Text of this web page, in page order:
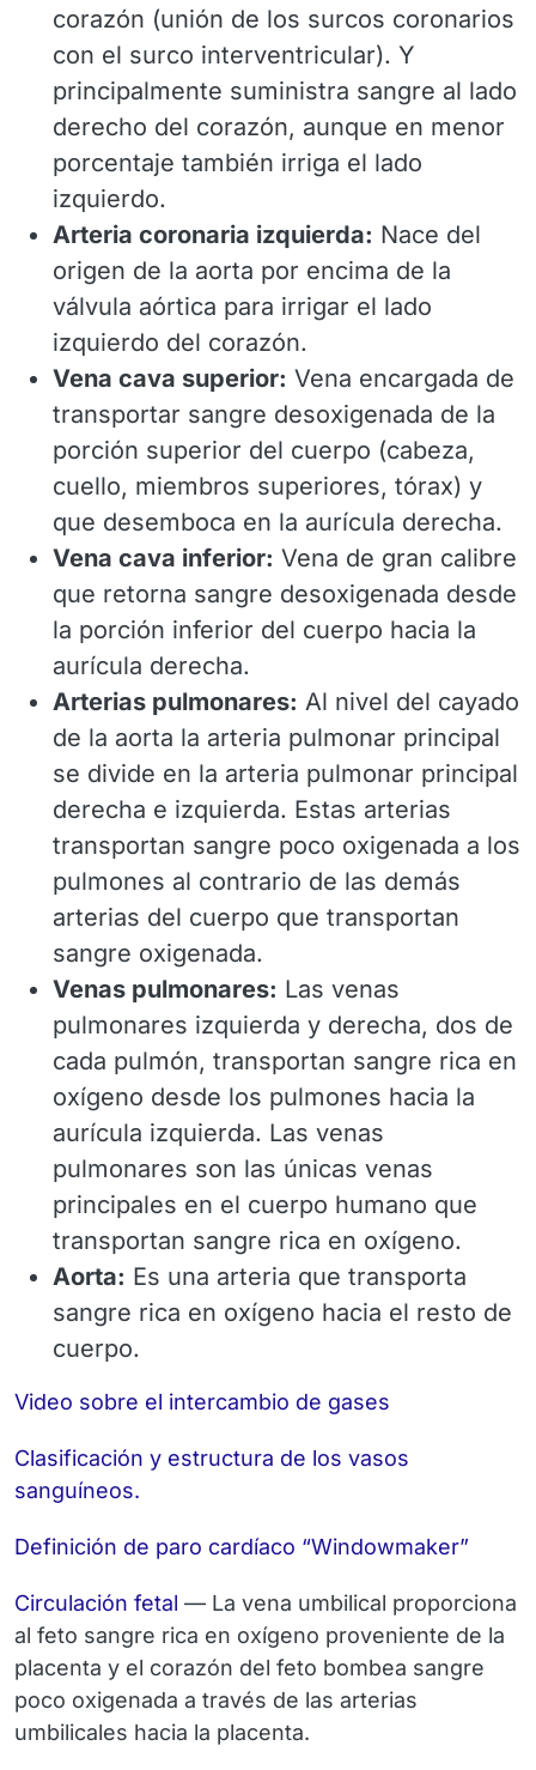
corazón (unión de los surcos coronarios
con el surco interventricular). Y
principalmente suministra sangre al lado
derecho del corazón, aunque en menor
porcentaje también irriga el lado
izquierdo.
Arteria coronaria izquierda: Nace del
origen de la aorta por encima de la
válvula aórtica para irrigar el lado
izquierdo del corazón.
Vena cava superior: Vena encargada de
transportar sangre desoxigenada de la
porción superior del cuerpo (cabeza,
cuello, miembros superiores, tórax) y
que desemboca en la aurícula derecha.
Vena cava inferior: Vena de gran calibre
que retorna sangre desoxigenada desde
la porción inferior del cuerpo hacia la
aurícula derecha.
Arterias pulmonares: Al nivel del cayado
de la aorta la arteria pulmonar principal
se divide en la arteria pulmonar principal
derecha e izquierda. Estas arterias
transportan sangre poco oxigenada a los
pulmones al contrario de las demás
arterias del cuerpo que transportan
sangre oxigenada.
Venas pulmonares: Las venas
pulmonares izquierda y derecha, dos de
cada pulmón, transportan sangre rica en
oxígeno desde los pulmones hacia la
aurícula izquierda. Las venas
pulmonares son las únicas venas
principales en el cuerpo humano que
transportan sangre rica en oxígeno.
Aorta: Es una arteria que transporta
sangre rica en oxígeno hacia el resto de
cuerpo.
Video sobre el intercambio de gases
Clasificación y estructura de los vasos
sanguíneos.
Definición de paro cardíaco “Windowmaker”
Circulación fetal — La vena umbilical proporciona
al feto sangre rica en oxígeno proveniente de la
placenta y el corazón del feto bombea sangre
poco oxigenada a través de las arterias
umbilicales hacia la placenta.